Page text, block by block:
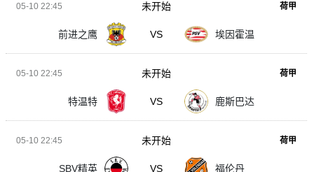
05-10 22:45 荷甲
前进之鹰 VS 埃因霍温
未开始
05-10 22:45 荷甲
特温特 VS 鹿斯巴达
未开始
05-10 22:45 荷甲
SBV精英 VS 福伦丹
未开始